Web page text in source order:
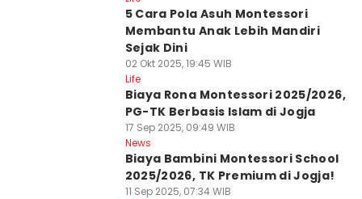
5 Cara Pola Asuh Montessori
Membantu Anak Lebih Mandiri
Sejak Dini
02 Okt 2025, 19:45 WIB
Life
Biaya Rona Montessori 2025/2026,
PG-TK Berbasis Islam di Jogja
17 Sep 2025, 09:49 WIB
News
Biaya Bambini Montessori School
2025/2026, TK Premium di Jogja!
11 Sep 2025, 07:34 WIB